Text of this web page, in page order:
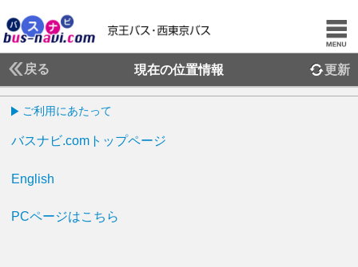
戻る 現在の位置情報 更新
ご利用にあたって
バスナビ.comトップページ
English
PCページはこちら